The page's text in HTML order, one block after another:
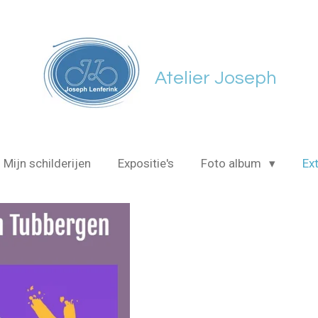
Atelier Joseph
Mijn schilderijen Expositie's Foto album